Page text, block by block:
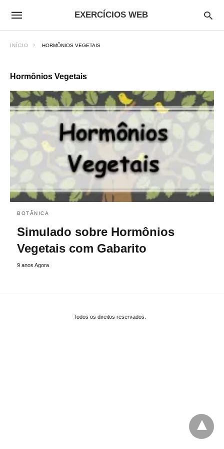
EXERCÍCIOS WEB
INÍCIO HORMÔNIOS VEGETAIS
Hormônios Vegetais
BOTÂNICA
Simulado sobre Hormônios
Vegetais com Gabarito
9 anos Agora
Todos os direitos reservados.